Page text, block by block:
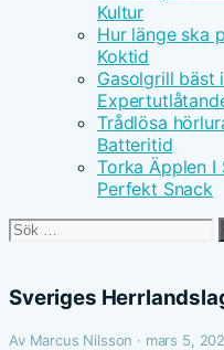
Kultur
Hur länge ska
Koktid
Gasolgrill bäst
Trådlösa
Batteritid
Torka Äpplen I
Perfekt Snack
Sök
Sveriges
Av Marcus Nilsson · mars 5,